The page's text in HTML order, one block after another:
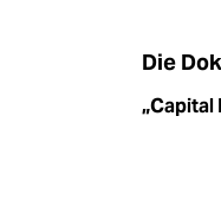
Die
„Capital